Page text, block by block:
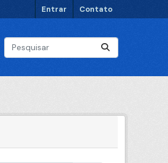
Entrar Contato